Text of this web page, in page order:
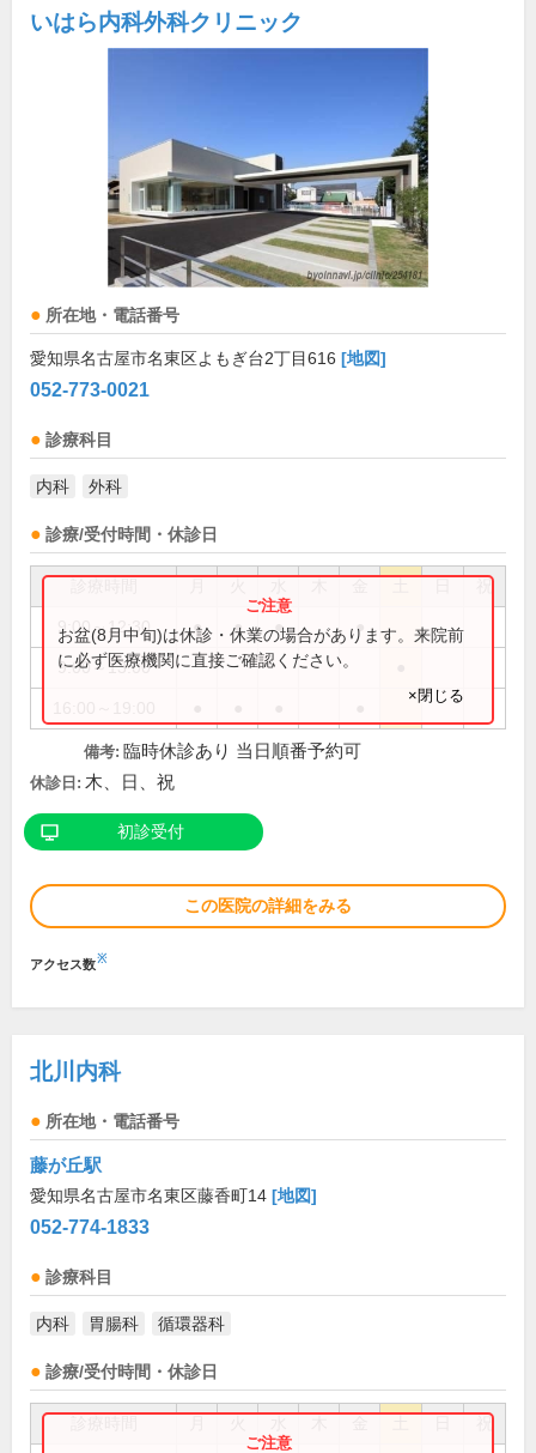
いはら内科外科クリニック
所在地・電話番号
愛知県名古屋市名東区よもぎ台2丁目616 [地図]
052-773-0021
診療科目
内科 外科
診療/受付時間・休診日
祝
9:00～12:30 ● ● ● ●
9:00～13:00
お盆(8月中旬)は休診・休業の場合があります。来院前
に必ず医療機関に直接ご確認ください。
×閉じる
備考: 臨時休診あり 当日順番予約可
休診日: 木、日、祝
初診受付
この医院の詳細をみる
アクセス数※
北川内科
所在地・電話番号
藤が丘駅
愛知県名古屋市名東区藤香町14 [地図]
052-774-1833
診療科目
内科 胃腸科 循環器科
診療/受付時間・休診日
祝